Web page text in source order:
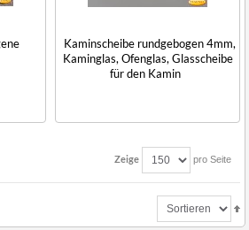
Kaminscheibe rundgebogen 4mm,
Kaminglas, Ofenglas, Glasscheibe
für den Kamin
Zeige pro Seite